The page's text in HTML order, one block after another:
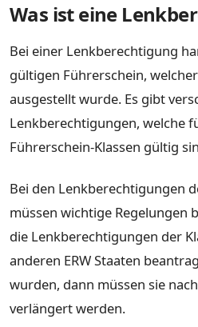
Was ist eine
Bei einer Lenkberechtigung
gültigen Führerschein,
ausgestellt wurde. Es gibt
Lenkberechtigungen, welche
Führerschein-Klassen gültig
Bei den Lenkberechtigungen
müssen wichtige Regelungen
die Lenkberechtigungen der
anderen ERW Staaten
wurden, dann müssen sie
verlängert werden.